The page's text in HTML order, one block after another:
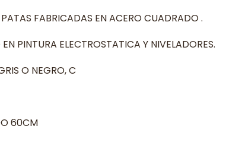
FABRICADAS EN ACERO CUADRADO .
PINTURA ELECTROSTATICA Y NIVELADORES.
O NEGRO, C
60CM